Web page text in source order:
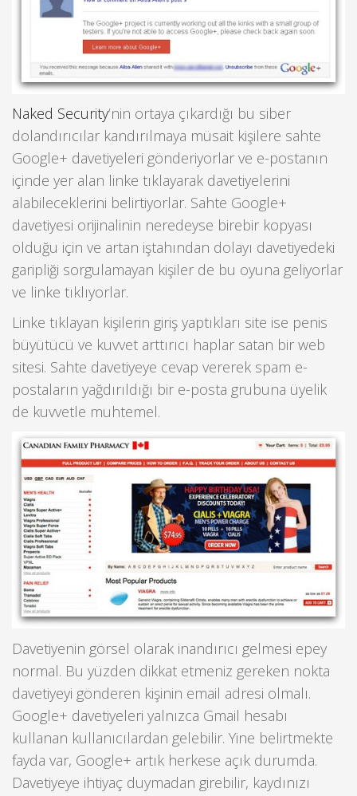
Naked Security‘nin ortaya çıkardığı bu siber
dolandırıcılar kandırılmaya müsait kişilere sahte
Google+ davetiyeleri gönderiyorlar ve e-postanın
içinde yer alan linke tıklayarak davetiyelerini
alabileceklerini belirtiyorlar. Sahte Google+
davetiyesi orijinalinin neredeyse birebir kopyası
olduğu için ve artan iştahından dolayı davetiyedeki
garipliği sorgulamayan kişiler de bu oyuna geliyorlar
ve linke tıklıyorlar.
Linke tıklayan kişilerin giriş yaptıkları site ise penis
büyütücü ve kuvvet arttırıcı haplar satan bir web
sitesi. Sahte davetiyeye cevap vererek spam e-
postaların yağdırıldığı bir e-posta grubuna üyelik
de kuvvetle muhtemel.
Davetiyenin görsel olarak inandırıcı gelmesi epey
normal. Bu yüzden dikkat etmeniz gereken nokta
davetiyeyi gönderen kişinin email adresi olmalı.
Google+ davetiyeleri yalnızca Gmail hesabı
kullanan kullanıcılardan gelebilir. Yine belirtmekte
fayda var, Google+ artık herkese açık durumda.
Davetiyeye ihtiyaç duymadan girebilir, kaydınızı